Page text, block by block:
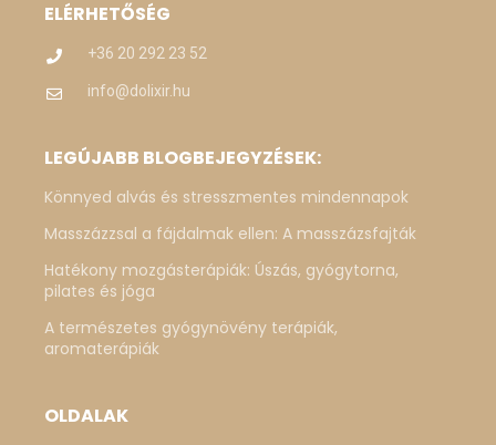
ELÉRHETŐSÉG
+36 20 292 23 52
info@dolixir.hu
LEGÚJABB BLOGBEJEGYZÉSEK:
Könnyed alvás és stresszmentes mindennapok
Masszázzsal a fájdalmak ellen: A masszázsfajták
Hatékony mozgásterápiák: Úszás, gyógytorna,
pilates és jóga
A természetes gyógynövény terápiák,
aromaterápiák
OLDALAK